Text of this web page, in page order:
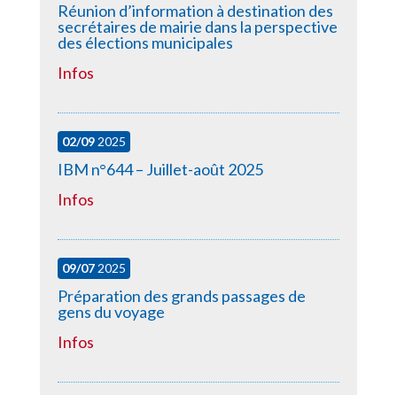
Réunion d’information à destination des
secrétaires de mairie dans la perspective
des élections municipales
Infos
02/092025
IBM n°644 – Juillet-août 2025
Infos
09/072025
Préparation des grands passages de
gens du voyage
Infos